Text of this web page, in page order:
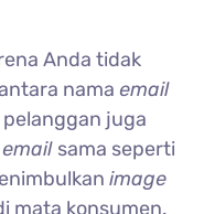
Anda tidak
nama email
pelanggan juga
email sama seperti
image
mata konsumen.